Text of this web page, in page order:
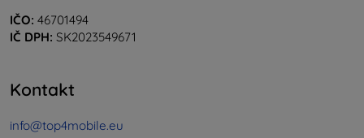
IČO: 46701494
IČ DPH: SK2023549671
Kontakt
info@top4mobile.eu